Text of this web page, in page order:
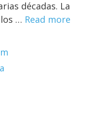
décadas. La
… Read more